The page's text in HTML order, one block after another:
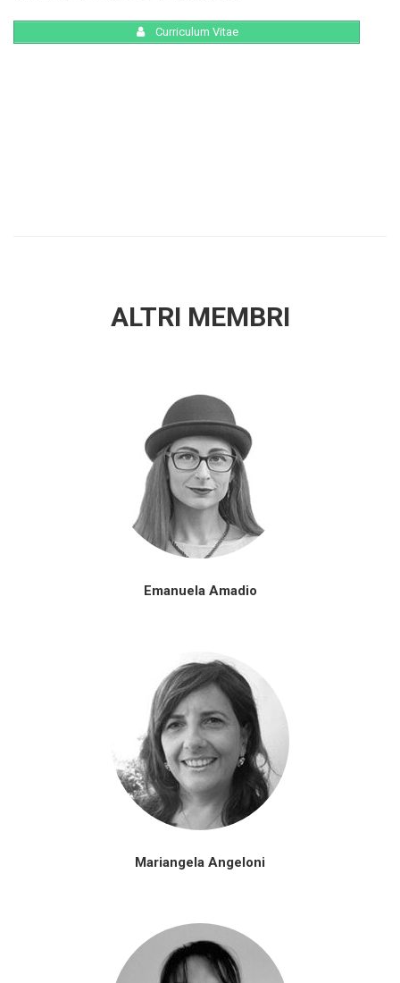
Curriculum Vitae
ALTRI MEMBRI
Emanuela Amadio
Mariangela Angeloni